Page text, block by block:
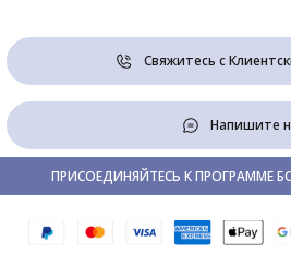
Свяжитесь с
Напишите
ПРИСОЕДИНЯЙТЕСЬ К ПРОГРАММЕ